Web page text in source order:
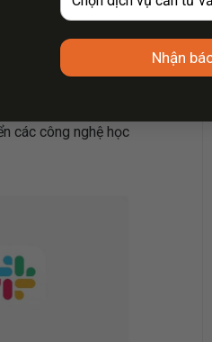
Nhận
như Zoom, Moodle,
cản về khoảng cách
các công nghệ học